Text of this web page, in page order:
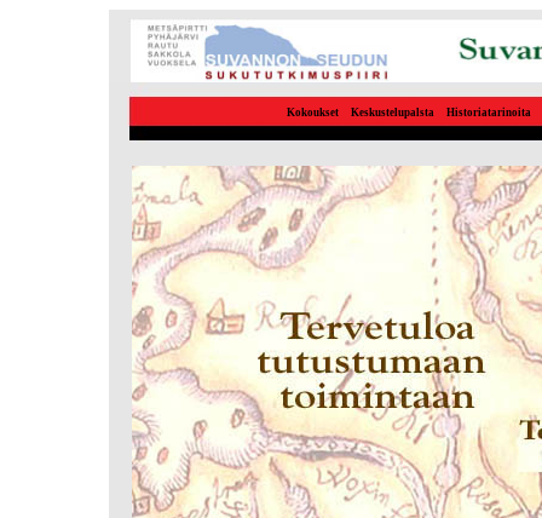
Kokoukset Keskustelupalsta Historiatarinoita